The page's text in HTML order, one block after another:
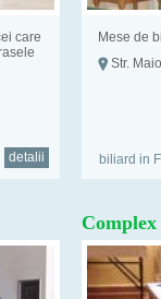
care
detalii
Mese de
Str.
biliard in